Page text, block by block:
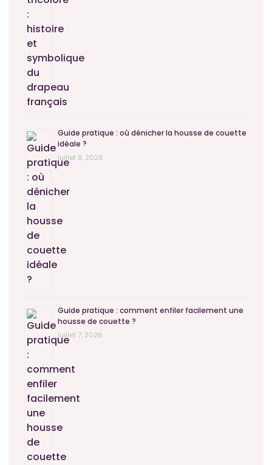
Guide pratique : où dénicher la housse de couette
idéale ?
juillet 8, 2026
Guide pratique : comment enfiler facilement une
housse de couette ?
juillet 7, 2026